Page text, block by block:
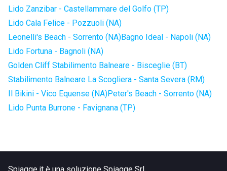
Lido Zanzibar - Castellammare del Golfo (TP)
Lido Cala Felice - Pozzuoli (NA)
Leonelli's Beach - Sorrento (NA)Bagno Ideal - Napoli (NA)
Lido Fortuna - Bagnoli (NA)
Golden Cliff Stabilimento Balneare - Bisceglie (BT)
Stabilimento Balneare La Scogliera - Santa Severa (RM)
Il Bikini - Vico Equense (NA)Peter's Beach - Sorrento (NA)
Lido Punta Burrone - Favignana (TP)